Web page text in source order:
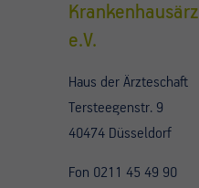
e.V.
Haus der Ärzteschaft
Tersteegenstr. 9
40474 Düsseldorf
Fon 0211 45 49 90